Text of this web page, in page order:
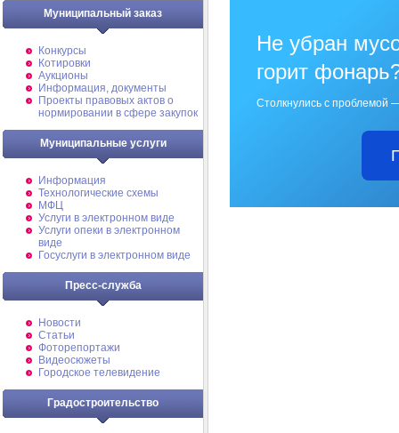
Муниципальный заказ
Конкурсы
Котировки
Аукционы
Информация, документы
Проекты правовых актов о
нормировании в сфере закупок
Муниципальные услуги
Информация
Технологические схемы
МФЦ
Услуги в электронном виде
Услуги опеки в электронном
виде
Госуслуги в электронном виде
Пресс-служба
Новости
Статьи
Фоторепортажи
Видеосюжеты
Городское телевидение
Градостроительство
Не убран
горит
Столкнулись с проблемой